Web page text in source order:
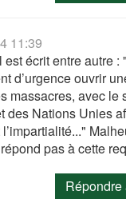
11:39
écrit entre autre :
d’urgence ouvrir
massacres, avec le
des Nations Unies
pas à cette
Répondre